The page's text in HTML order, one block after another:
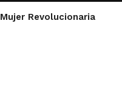
Mujer Revolucionaria